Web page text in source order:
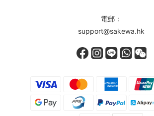
電郵：
support@sakewa.hk